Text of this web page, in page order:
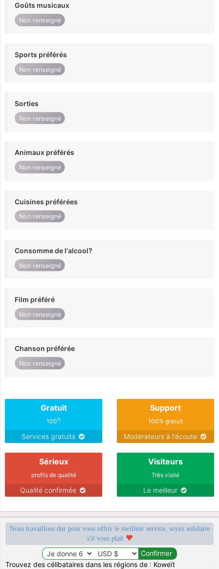
Goûts musicaux
Non renseigné
Sports préférés
Non renseigné
Sorties
Non renseigné
Animaux préférés
Non renseigné
Cuisines préférées
Non renseigné
Consomme de l'alcool?
Non renseigné
Film préféré
Non renseigné
Chanson préférée
Non renseigné
Gratuit
100%
Services gratuits
Support
100% gratuit
Modérateurs à l'écoute
Sérieux
profils de qualité
Qualité confirmée
Visiteurs
Très visité
Le meilleur
Nous travaillons dur pour vous offrir le meilleur service, soyez solidaire
s'il vous plaît
Trouvez des célibataires dans les régions de : Koweït